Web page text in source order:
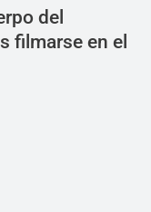
del
filmarse en el